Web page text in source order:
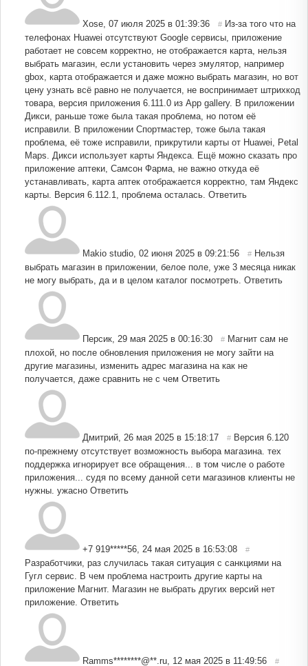
Xose 07 июля 2025 в 01:39:36 # Из-за того что на
телефонах Huawei отсутствуют Google сервисы, приложение
работает не совсем корректно, не отображается карта, нельзя
выбрать магазин, если установить через эмулятор, например
gbox, карта отображается и даже можно выбрать магазин, но вот
цену узнать всё равно не получается, не воспринимает штрихкод
товара, версия приложения 6.111.0 из App gallery. В приложении
Дикси, раньше тоже была такая проблема, но потом её
исправили. В приложении Спортмастер, тоже была такая
проблема, её тоже исправили, прикрутили карты от Huawei, Petal
Maps. Дикси использует карты Яндекса. Ещё можно сказать про
приложение аптеки, Самсон Фарма, не важно откуда её
устанавливать, карта аптек отображается корректно, там Яндекс
карты. Версия 6.112.1, проблема осталась. Ответить
Makio studio 02 июня 2025 в 09:21:56 # Нельзя
выбрать магазин в приложении, белое поле, уже 3 месяца никак
не могу выбрать, да и в целом каталог посмотреть. Ответить
Персик 29 мая 2025 в 00:16:30 # Магнит сам не
плохой, но после обновления приложения не могу зайти на
другие магазины, изменить адрес магазина на как не
получается, даже сравнить не с чем Ответить
Дмитрий 26 мая 2025 в 15:18:17 # Версия 6.120
по-прежнему отсутствует возможность выбора магазина. тех
поддержка игнорирует все обращения... в том числе о работе
приложения... судя по всему данной сети магазинов клиенты не
нужны. ужасно Ответить
+7 919*****56 24 мая 2025 в 16:53:08 #
Разработчики, раз случилась такая ситуация с санкциями на
Гугл сервис. В чем проблема настроить другие карты на
приложение Магнит. Магазин не выбрать других версий нет
приложение. Ответить
Ramms********@**.ru 12 мая 2025 в 11:49:56 #